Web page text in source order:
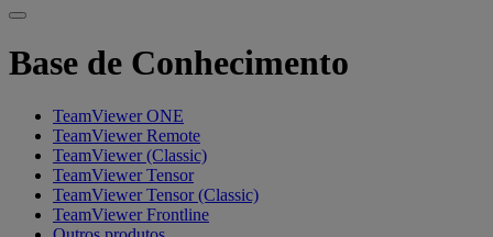
Base de Conhecimento
TeamViewer ONE
TeamViewer Remote
TeamViewer (Classic)
TeamViewer Tensor
TeamViewer Tensor (Classic)
TeamViewer Frontline